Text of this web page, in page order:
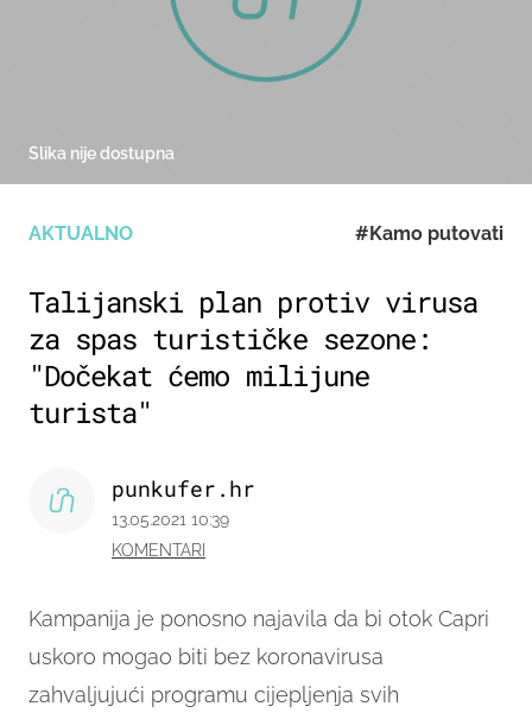
AKTUALNO #Kamo putovati
Talijanski plan protiv virusa
za spas turističke sezone:
"Dočekat ćemo milijune
turista"
Kampanija je ponosno najavila da bi otok Capri
uskoro mogao biti bez koronavirusa
zahvaljujući programu cijepljenja svih
punkufer.hr
13.05.2021 10:39
KOMENTARI
Slika nije dostupna